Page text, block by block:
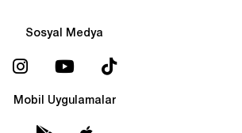
Sosyal Medya
Mobil Uygulamalar